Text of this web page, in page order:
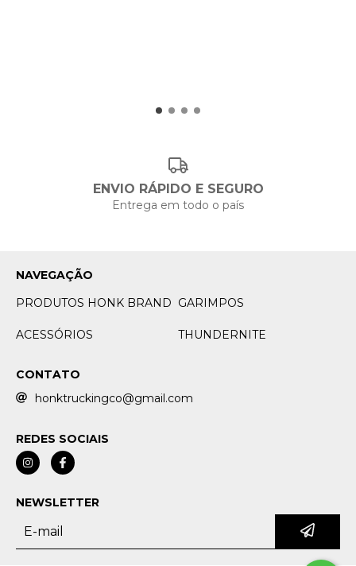
ENVIO RÁPIDO E SEGURO
Entrega em todo o país
NAVEGAÇÃO
PRODUTOS HONK BRAND GARIMPOS
ACESSÓRIOS THUNDERNITE
CONTATO
honktruckingco@gmail.com
REDES SOCIAIS
NEWSLETTER